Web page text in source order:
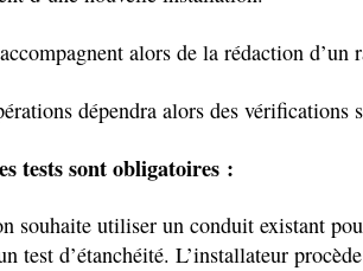
alors de la rédaction
dépendra alors des vérifications
tests sont obligatoires :
souhaite utiliser un conduit existant
test d’étanchéité. L’installateur